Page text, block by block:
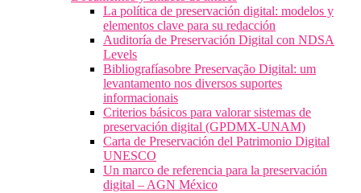
La política de preservación digital: modelos y
elementos clave para su redacción
Auditoría de Preservación Digital con NDSA
Levels
Bibliografíasobre Preservação Digital: um
levantamento nos diversos suportes
informacionais
Criterios básicos para valorar sistemas de
preservación digital (GPDMX-UNAM)
Carta de Preservación del Patrimonio Digital
UNESCO
Un marco de referencia para la preservación
digital – AGN México